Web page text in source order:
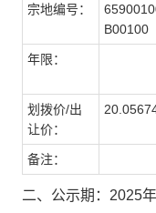
宗地编号：
B00100
年限：
划拨价/出
让价：
备注：
二、公示期：2025